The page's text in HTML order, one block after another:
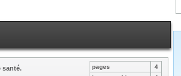
santé.
pages
4